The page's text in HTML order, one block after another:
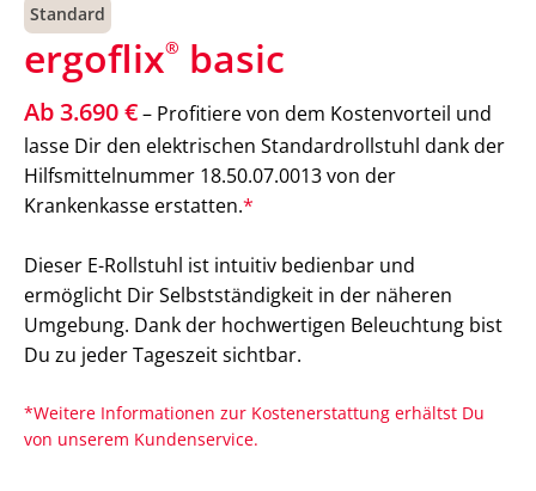
Standard
ergoflix® basic
Ab 3.690 €– Profitiere von dem Kostenvorteil und
lasse Dir den elektrischen Standardrollstuhl dank der
Hilfsmittelnummer 18.50.07.0013 von der
Krankenkasse erstatten.*
Dieser E-Rollstuhl ist intuitiv bedienbar und
ermöglicht Dir Selbstständigkeit in der näheren
Umgebung. Dank der hochwertigen Beleuchtung bist
Du zu jeder Tageszeit sichtbar.
*Weitere Informationen zur Kostenerstattung erhältst Du
von unserem Kundenservice.